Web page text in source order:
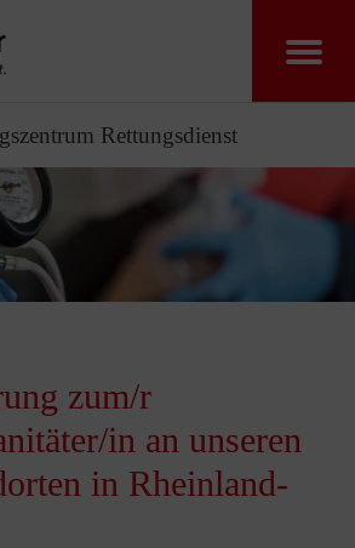
Rettungsdienst
zum/r
in an unseren
in Rheinland-